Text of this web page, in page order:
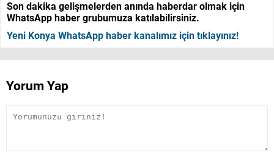
Son dakika gelişmelerden anında haberdar olmak için
WhatsApp haber grubumuza katılabilirsiniz.
Yeni Konya WhatsApp haber kanalımız için tıklayınız!
Yorum Yap